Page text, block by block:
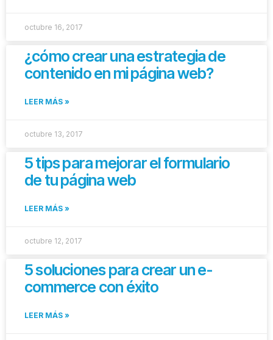
octubre 16, 2017
¿cómo crear una estrategia de
contenido en mi página web?
LEER MÁS »
octubre 13, 2017
5 tips para mejorar el formulario
de tu página web
LEER MÁS »
octubre 12, 2017
5 soluciones para crear un e-
commerce con éxito
LEER MÁS »